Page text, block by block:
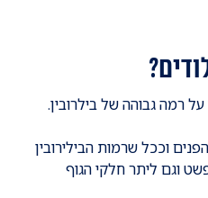
רמה גבוהה של בילרובין.
וככל שרמות הבילירובין
וגם ליתר חלקי הגוף